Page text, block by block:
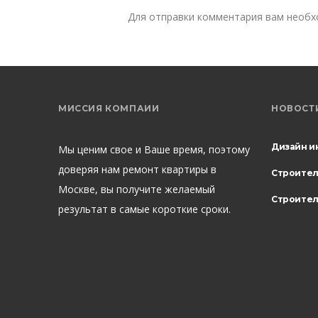
Для отправки комментария вам
МИССИЯ КОМПАИИ
Мы ценим свое и Ваше время, поэтому
доверяя нам ремонт квартиры в
Москве, вы получите желаемый
результат в самые короткие сроки.
Дизайн